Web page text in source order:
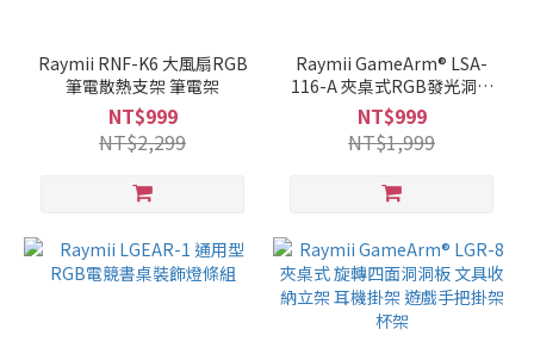
Raymii RNF-K6 大風扇RGB
筆電散熱支架 筆電架
NT$999
NT$2,299
Raymii GameArm® LSA-
116-A 夾桌式RGB發光洞洞
板 (僅有板子)
NT$999
NT$1,999